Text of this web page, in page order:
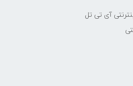
آی تی تل